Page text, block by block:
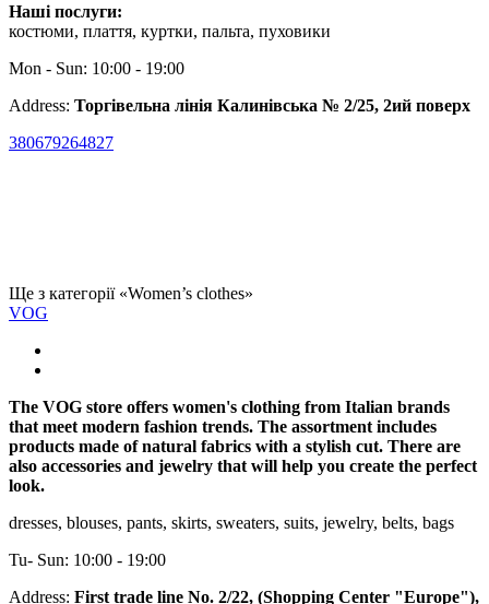
Наші послуги:
костюми, плаття, куртки, пальта, пуховики
Mon - Sun: 10:00 - 19:00
Address: Торгівельна лінія Калинівська № 2/25, 2ий поверх
380679264827
Ще з категорії «Women’s clothes»
VOG
The VOG store offers women's clothing from Italian brands
that meet modern fashion trends. The assortment includes
products made of natural fabrics with a stylish cut. There are
also accessories and jewelry that will help you create the perfect
look.
dresses, blouses, pants, skirts, sweaters, suits, jewelry, belts, bags
Tu- Sun: 10:00 - 19:00
Address: First trade line No. 2/22, (Shopping Center "Europe"),